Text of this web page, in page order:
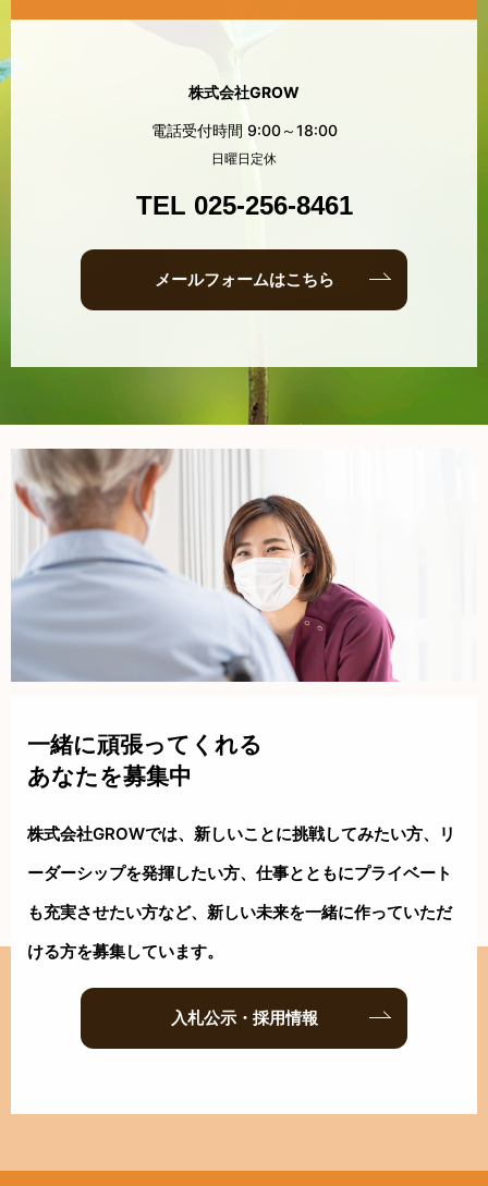
株式会社GROW
電話受付時間 9:00～18:00
日曜日定休
TEL 025-256-8461
メールフォームはこちら
一緒に頑張ってくれる
あなたを募集中
株式会社GROWでは、新しいことに挑戦してみたい方、リ
ーダーシップを発揮したい方、仕事とともにプライベート
も充実させたい方など、新しい未来を一緒に作っていただ
ける方を募集しています。
入札公示・採用情報